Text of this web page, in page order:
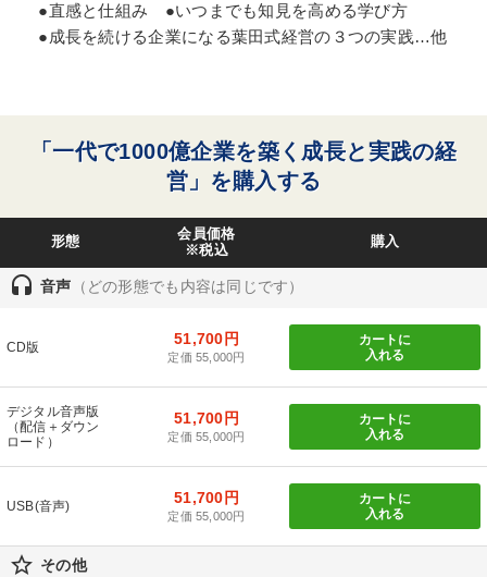
●直感と仕組み ●いつまでも知見を高める学び方
●成長を続ける企業になる葉田式経営の３つの実践…他
「一代で1000億企業を築く成長と実践の経
営」を購入する
形態
会員価格
※税込
購入
headset 音声 （どの形態でも内容は同じです）
CD版 51,700円
定価 55,000円
カートに
入れる
デジタル音声版
（配信＋ダウン
ロード）
51,700円
定価 55,000円
カートに
入れる
USB(音声) 51,700円
定価 55,000円
カートに
入れる
star_border その他